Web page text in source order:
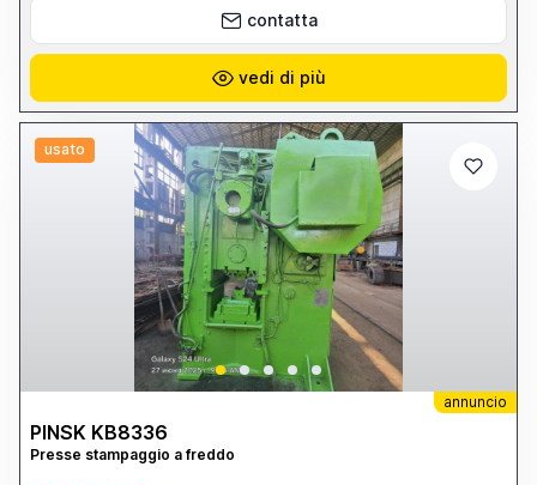
contatta
vedi di più
usato
annuncio
PINSK KB8336
Presse stampaggio a freddo